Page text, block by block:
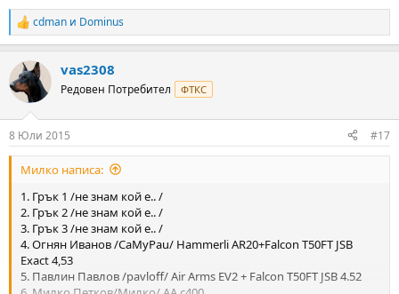
R
e
c
t
i
s
:
cdman и Dominus
vas2308
Редовен Потребител ФТКС
8 Юли 2015 #17
Милко написа:
1. Грък 1 /не знам кой е.. /
2. Грък 2 /не знам кой е.. /
3. Грък 3 /не знам кой е.. /
4. Огнян Иванов /CaMyPau/ Hammerli AR20+Falcon T50FT JSB
Exact 4,53
5. Павлин Павлов /pavloff/ Air Arms EV2 + Falcon T50FT JSB 4.52